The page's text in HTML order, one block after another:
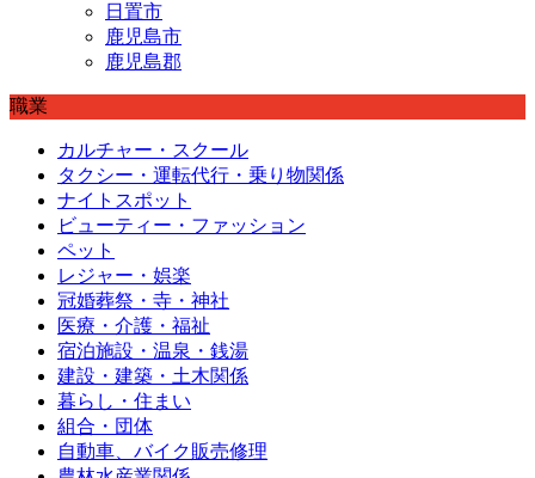
日置市
鹿児島市
鹿児島郡
職業
カルチャー・スクール
タクシー・運転代行・乗り物関係
ナイトスポット
ビューティー・ファッション
ペット
レジャー・娯楽
冠婚葬祭・寺・神社
医療・介護・福祉
宿泊施設・温泉・銭湯
建設・建築・土木関係
暮らし・住まい
組合・団体
自動車、バイク販売修理